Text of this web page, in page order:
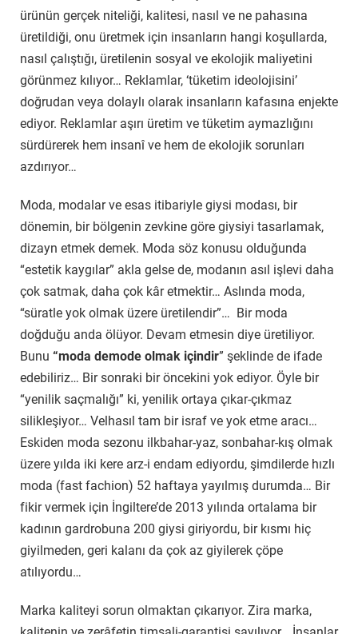
ürünün gerçek niteliği, kalitesi, nasıl ve ne pahasına
üretildiği, onu üretmek için insanların hangi koşullarda,
nasıl çalıştığı, üretilenin sosyal ve ekolojik maliyetini
görünmez kılıyor… Reklamlar, ‘tüketim ideolojisini’
doğrudan veya dolaylı olarak insanların kafasına enjekte
ediyor. Reklamlar aşırı üretim ve tüketim aymazlığını
sürdürerek hem insanî ve hem de ekolojik sorunları
azdırıyor…
Moda, modalar ve esas itibariyle giysi modası, bir
dönemin, bir bölgenin zevkine göre giysiyi tasarlamak,
dizayn etmek demek. Moda söz konusu olduğunda
“estetik kaygılar” akla gelse de, modanın asıl işlevi daha
çok satmak, daha çok kâr etmektir… Aslında moda,
“süratle yok olmak üzere üretilendir”… Bir moda
doğduğu anda ölüyor. Devam etmesin diye üretiliyor.
Bunu “moda demode olmak içindir” şeklinde de ifade
edebiliriz… Bir sonraki bir öncekini yok ediyor. Öyle bir
“yenilik saçmalığı” ki, yenilik ortaya çıkar-çıkmaz
silikleşiyor… Velhasıl tam bir israf ve yok etme aracı…
Eskiden moda sezonu ilkbahar-yaz, sonbahar-kış olmak
üzere yılda iki kere arz-i endam ediyordu, şimdilerde hızlı
moda (fast fachion) 52 haftaya yayılmış durumda… Bir
fikir vermek için İngiltere’de 2013 yılında ortalama bir
kadının gardrobuna 200 giysi giriyordu, bir kısmı hiç
giyilmeden, geri kalanı da çok az giyilerek çöpe
atılıyordu…
Marka kaliteyi sorun olmaktan çıkarıyor. Zira marka,